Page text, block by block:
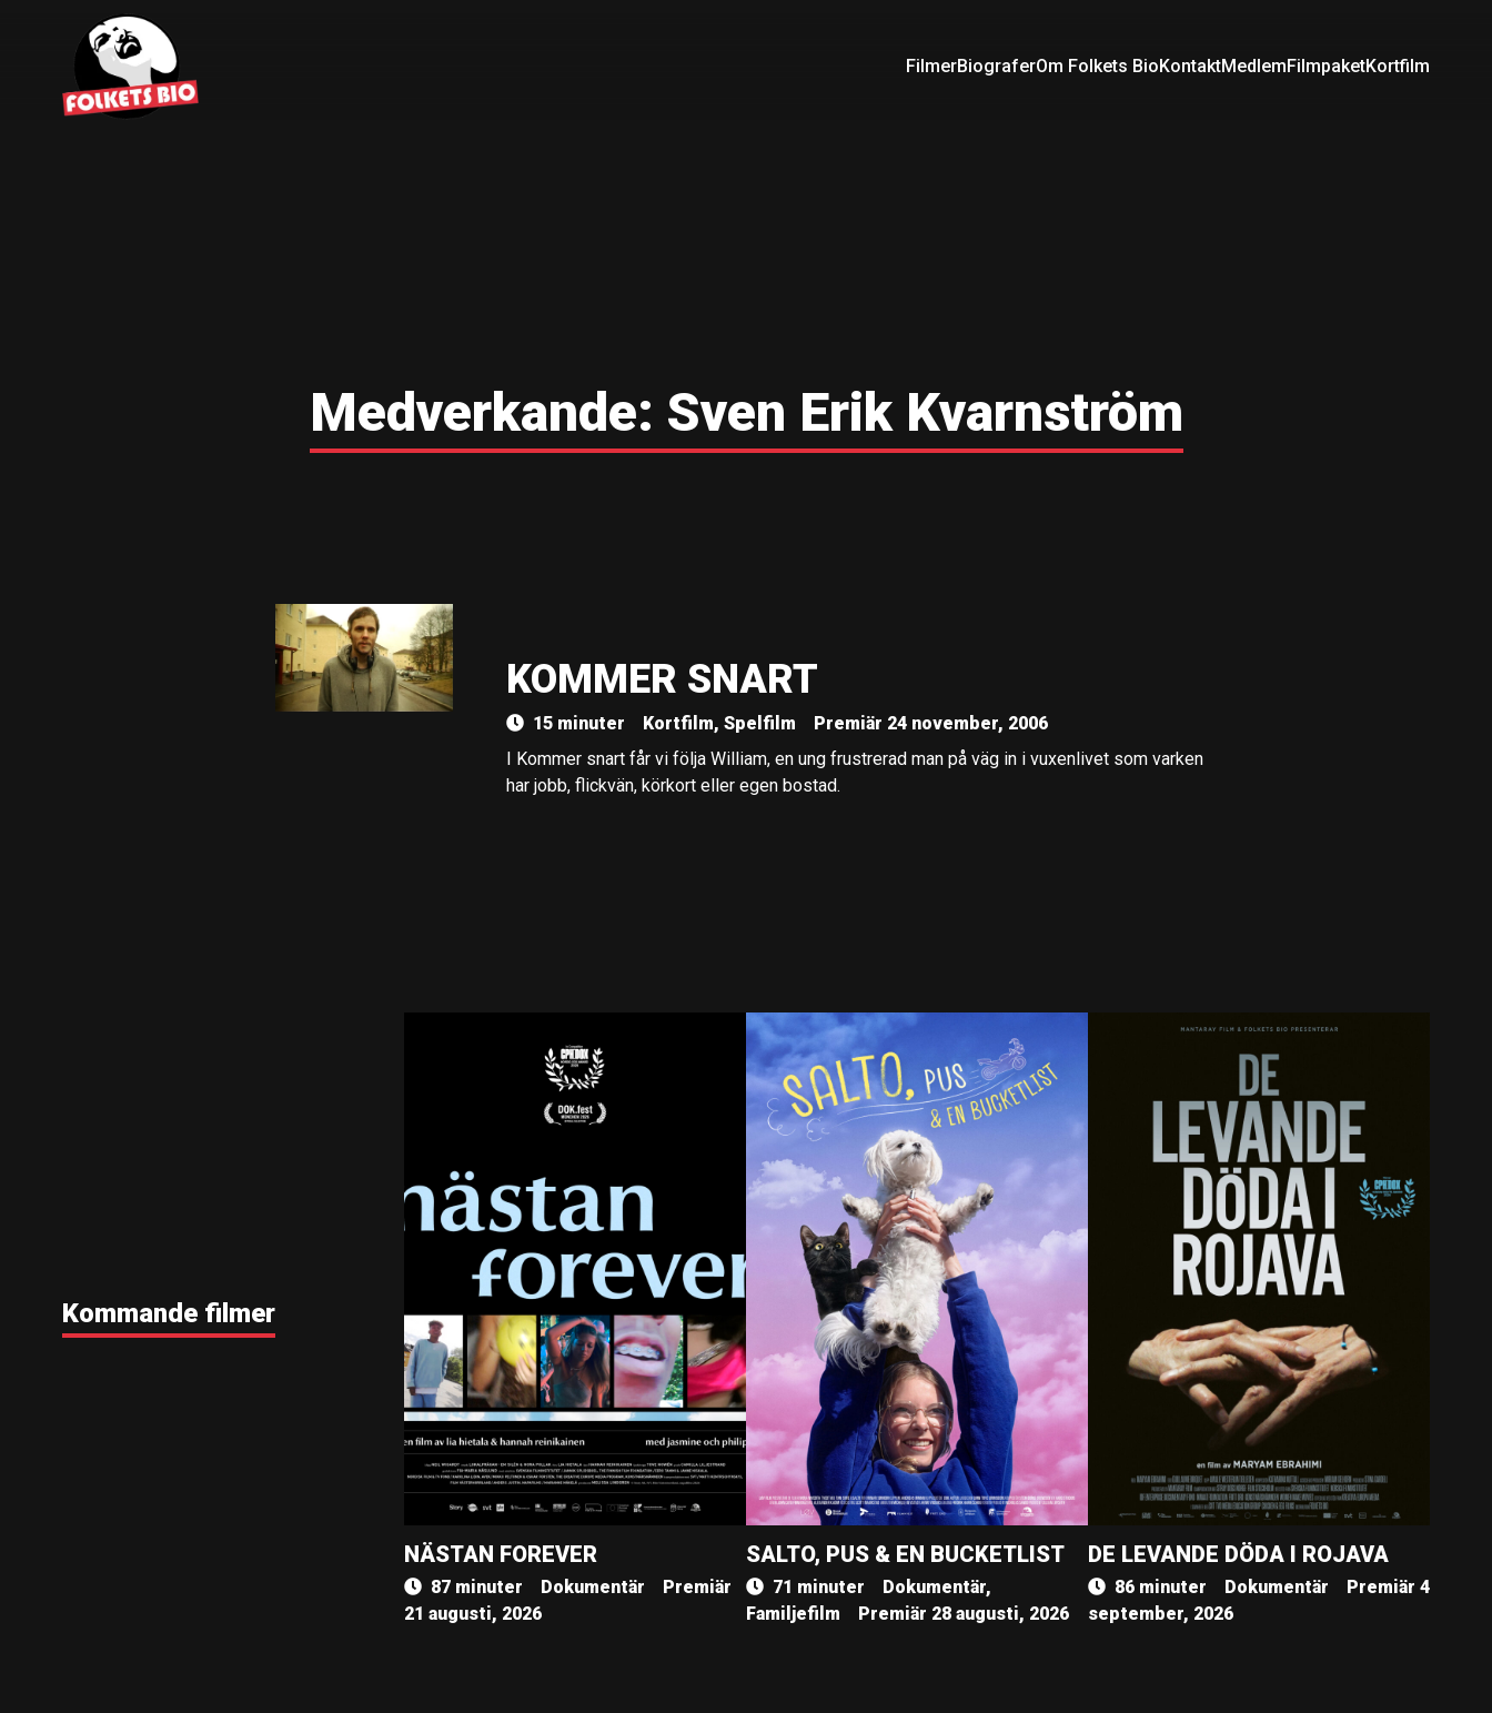
FilmerBiograferOm Folkets BioKontaktMedlemFilmpaketKortfilm
Medverkande: Sven Erik Kvarnström
KOMMER SNART
15 minuter Kortfilm, Spelfilm
Premiär 24 november, 2006
I Kommer snart får vi följa William, en ung frustrerad man på väg in i vuxenlivet som varken
har jobb, flickvän, körkort eller egen bostad.
Kommande filmer
NÄSTAN FOREVER
87 minuter Dokumentär
Premiär
21 augusti, 2026
SALTO, PUS & EN BUCKETLIST
71 minuter
Dokumentär,
Familjefilm
Premiär 28 augusti, 2026
DE LEVANDE DÖDA I ROJAVA
86 minuter Dokumentär
Premiär 4
september, 2026